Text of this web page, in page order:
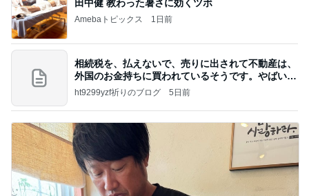
田中健 教わった暑さに効くツボ
Amebaトピックス 1日前
相続税を、払えないで、売りに出されて不動産は、
外国のお金持ちに買われているそうです。やばいで
すよ
ht9299yzf祈りのブログ 5日前